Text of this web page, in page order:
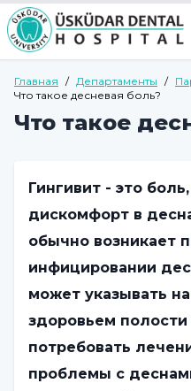
Главная / Департаменты /
Что такое десневая боль?
Что такое
Гингивит - это
дискомфорт в
обычно возникает
инфицировании
может указывать
здоровьем
потребовать
проблемы с